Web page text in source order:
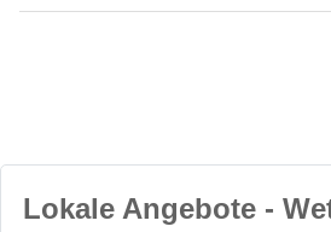
Lokale Angebote -